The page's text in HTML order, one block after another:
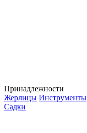
Принадлежности
Жерлицы Инструменты
Садки